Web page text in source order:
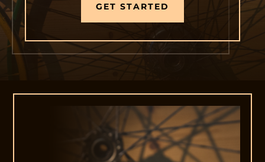
GET STARTED